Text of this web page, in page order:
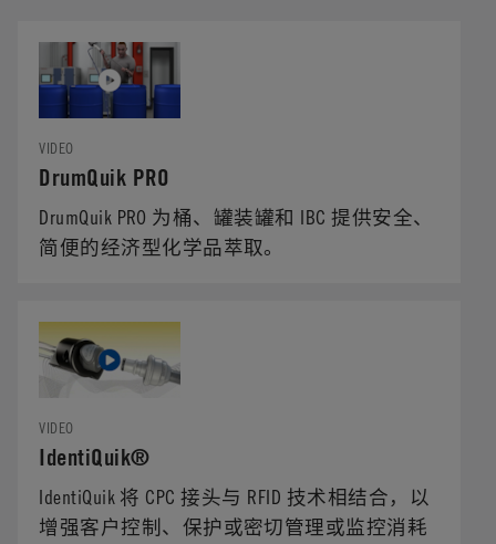
VIDEO
DrumQuik PRO
DrumQuik PRO 为桶、罐装罐和 IBC 提供安全、
简便的经济型化学品萃取。
VIDEO
IdentiQuik®
IdentiQuik 将 CPC 接头与 RFID 技术相结合，以
增强客户控制、保护或密切管理或监控消耗